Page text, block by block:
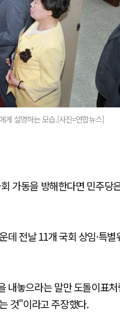
게 설명하는 모습.[사진=연합뉴스]
가동을 방해한다면 민주당
전날 11개 국회 상임·특
내놓으라는 말만 도돌이표
것"이라고 주장했다.